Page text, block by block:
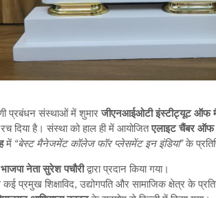
प्रबंधन संस्थाओं में शुमार जीएनआईओटी इंस्टीट्यूट ऑफ
दिया है। संस्था को हाल ही में आयोजितएलाइट चैंबर ऑफ
में “बेस्ट मैनेजमेंट कॉलेज फॉर प्लेसमेंट इन इंडिया”के
नेता सुरेश पचौरीद्वारा प्रदान किया गया।
प्रमुख शिक्षाविद, उद्योगपति और सामाजिक क्षेत्र के